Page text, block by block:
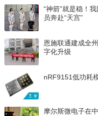
“神箭”就是稳！
员奔赴“天宫”
恩施联通建成全
字化升级
nRF9151低功耗
摩尔斯微电子在